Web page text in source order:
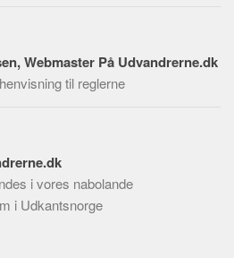
Webmaster På Udvandrerne.dk
til reglerne
i vores nabolande
i Udkantsnorge